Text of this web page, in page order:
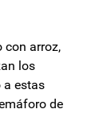
con arroz,
los
a estas
de